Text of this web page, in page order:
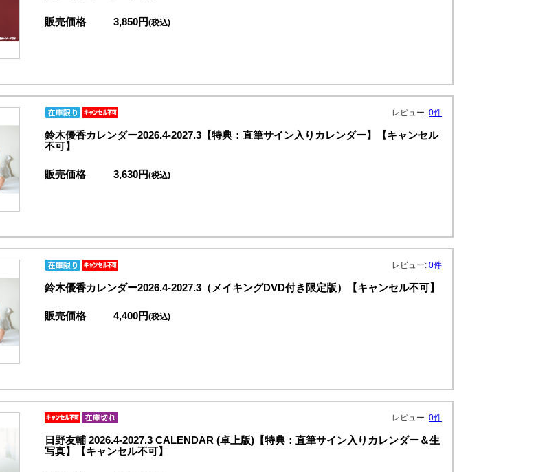
販売価格 3,850円(税込)
レビュー: 0件
鈴木優香カレンダー2026.4-2027.3【特典：直筆サイン入りカレンダー】【キャンセル
不可】
販売価格 3,630円(税込)
レビュー: 0件
鈴木優香カレンダー2026.4-2027.3（メイキングDVD付き限定版）【キャンセル不可】
販売価格 4,400円(税込)
レビュー: 0件
日野友輔 2026.4-2027.3 CALENDAR (卓上版)【特典：直筆サイン入りカレンダー＆生
写真】【キャンセル不可】